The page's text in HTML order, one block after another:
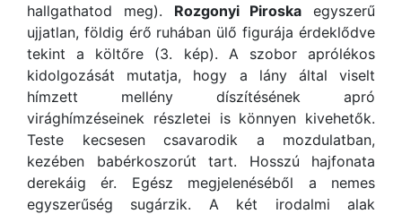
hallgathatod meg). Rozgonyi Piroska egyszerű
ujjatlan, földig érő ruhában ülő figurája érdeklődve
tekint a költőre (3. kép). A szobor aprólékos
kidolgozását mutatja, hogy a lány által viselt
hímzett mellény díszítésének apró
virághímzéseinek részletei is könnyen kivehetők.
Teste kecsesen csavarodik a mozdulatban,
kezében babérkoszorút tart. Hosszú hajfonata
derekáig ér. Egész megjelenéséből a nemes
egyszerűség sugárzik. A két irodalmi alak